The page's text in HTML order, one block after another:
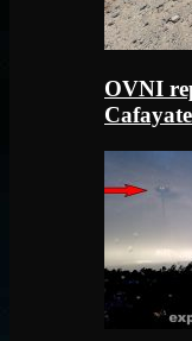
OVNI